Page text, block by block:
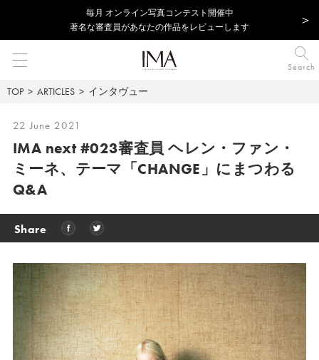
毎⽉ オンライン写真コンテスト開催中
著名な審査員があなたの作品をレビューします
Search
TOP ARTICLES インタヴュー
22 June 2021
IMA next #023審査員 ヘレン・ファン・
ミーネ、 テーマ「CHANGE」にまつわる
Q&A
Share